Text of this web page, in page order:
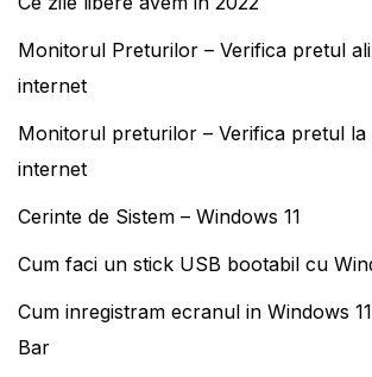
Monitorul Preturilor – Verifica pretul
internet
Monitorul preturilor – Verifica pretul la
internet
Cerinte de Sistem – Windows 11
Cum faci un stick USB bootabil cu
Cum inregistram ecranul in Windows
Bar